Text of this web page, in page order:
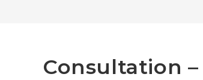
Consultation